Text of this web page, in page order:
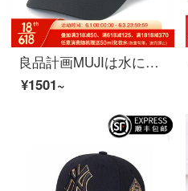
良品計画MUJIは水に弱いので、水に濡れにくいです。野球帽黒55-59 cmです。
¥1501~